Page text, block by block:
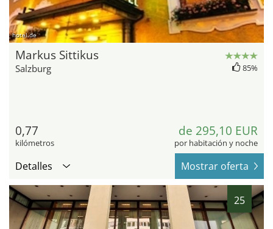
hotel.de
Markus Sittikus
Salzburg 85%
0,77
kilómetros
de 295,10 EUR
por habitación y noche
Detalles Mostrar oferta
25